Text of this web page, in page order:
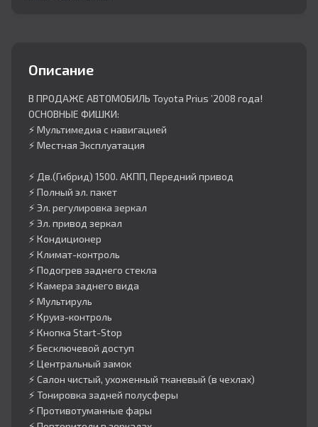
Описание
В ПРОДАЖЕ АВТОМОБИЛЬ Toyota Prius ’2008 года!
ОСНОВНЫЕ ФИШКИ:
⚡️ Мультимедиа с навигацией
⚡️ Местная Эксплуатация
⚡️ Дв.(Гибрид) 1500. АКПП, Передний привод
⚡️ Полный эл. пакет
⚡️ Эл. регулировка зеркал
⚡️ Эл. привод зеркал
⚡️ Кондиционер
⚡️ Климат-контроль
⚡️ Подогрев заднего стекла
⚡️ Камера заднего вида
⚡️ Мультируль
⚡️ Круиз-контроль
⚡️ Кнопка Start-Stop
⚡️ Бесключевой доступ
⚡️ Центральный замок
⚡️ Салон чистый, ухоженный тканевый (в чехлах)
⚡️ Тонировка задней полусферы
⚡️ Противотуманные фары